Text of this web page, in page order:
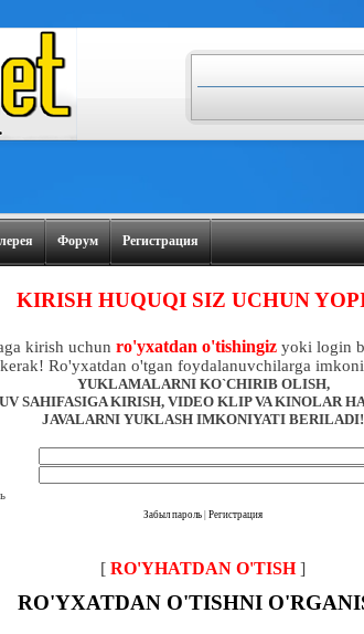
Форум Регистрация
KIRISH HUQUQI SIZ UCHUN
kirish uchun ro'yxatdan o'tishingizyoki login
kerak! Ro'yxatdan o'tgan foydalanuvchilarga
YUKLAMALARNI KO`CHIRIB OLISH,
SAHIFASIGA KIRISH, VIDEO KLIP VA KINOLAR
JAVALARNI YUKLASH IMKONIYATI BERILADI!
Забыл пароль Регистрация
[ RO'YHATDAN O'TISH]
RO'YXATDAN O'TISHNI